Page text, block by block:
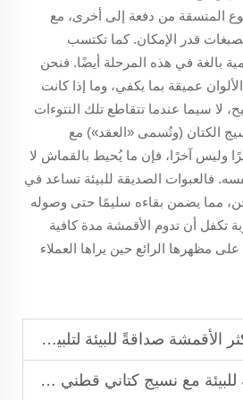
المتسقة من دفعة إلى أخرى، مع
قدر الإمكان. كما تكتسب
بالغة في هذه المرحلة أيضًا. فنحن
عميقة بما يكفي، وما إذا كانت
لا سيما عندما تتقاطع تلك النتوءات
الكتان (وتُسمى «العقد») مع
وليس آخرًا، فإن ما يُحيط بالقماش لا
فالعبوات الصديقة للبيئة تساعد في
مما يضمن بقاءه سليمًا حتى وصوله
تكفل أن تدوم الأقمشة مدة كافية
مظهرها الرائع حين يراها العملاء
صداقةً للبيئة لتلبية احتياجاتك
مع نسيج كتاني قطني عضوي